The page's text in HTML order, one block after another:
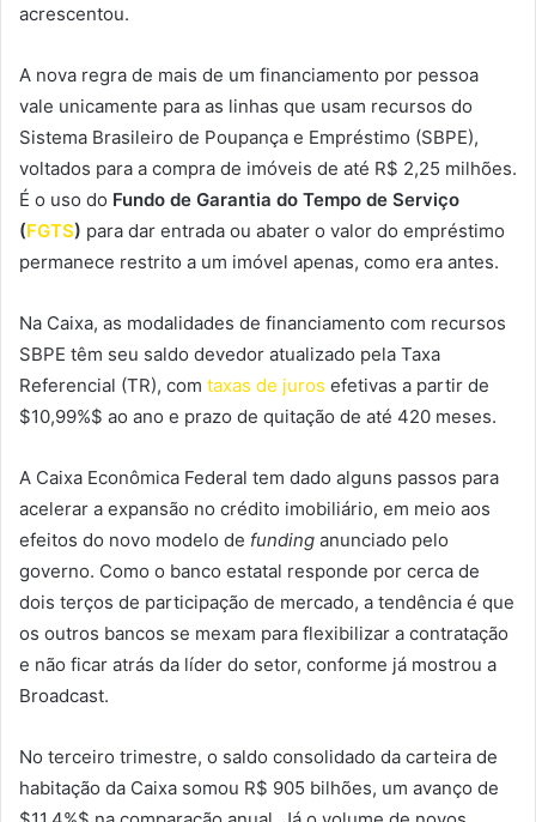
acrescentou.
A nova regra de mais de um financiamento por pessoa
vale unicamente para as linhas que usam recursos do
Sistema Brasileiro de Poupança e Empréstimo (SBPE),
voltados para a compra de imóveis de até R$ 2,25 milhões.
É o uso do Fundo de Garantia do Tempo de Serviço
(FGTS) para dar entrada ou abater o valor do empréstimo
permanece restrito a um imóvel apenas, como era antes.
Na Caixa, as modalidades de financiamento com recursos
SBPE têm seu saldo devedor atualizado pela Taxa
Referencial (TR), com taxas de juros efetivas a partir de
$10,99%$ ao ano e prazo de quitação de até 420 meses.
A Caixa Econômica Federal tem dado alguns passos para
acelerar a expansão no crédito imobiliário, em meio aos
efeitos do novo modelo de funding anunciado pelo
governo. Como o banco estatal responde por cerca de
dois terços de participação de mercado, a tendência é que
os outros bancos se mexam para flexibilizar a contratação
e não ficar atrás da líder do setor, conforme já mostrou a
Broadcast.
No terceiro trimestre, o saldo consolidado da carteira de
habitação da Caixa somou R$ 905 bilhões, um avanço de